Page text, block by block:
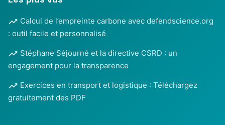
Calcul de l’empreinte carbone avec defendscience.org
: outil facile et personnalisé
Stéphane Séjourné et la directive CSRD : un
engagement pour la transparence
Exercices en transport et logistique : Téléchargez
gratuitement des PDF